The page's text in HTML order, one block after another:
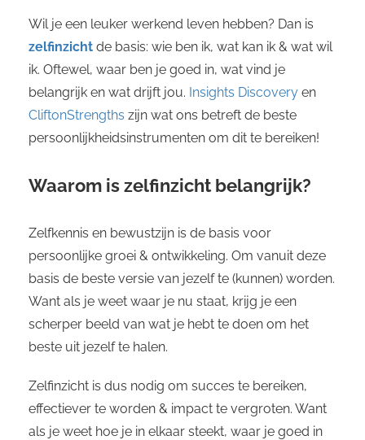
Wil je een leuker werkend leven hebben? Dan is
zelfinzicht de basis: wie ben ik, wat kan ik & wat wil
ik. Oftewel, waar ben je goed in, wat vind je
belangrijk en wat drijft jou. Insights Discovery en
CliftonStrengths zijn wat ons betreft de beste
persoonlijkheidsinstrumenten om dit te bereiken!
Waarom is zelfinzicht belangrijk?
Zelfkennis en bewustzijn is de basis voor
persoonlijke groei & ontwikkeling. Om vanuit deze
basis de beste versie van jezelf te (kunnen) worden.
Want als je weet waar je nu staat, krijg je een
scherper beeld van wat je hebt te doen om het
beste uit jezelf te halen.
Zelfinzicht is dus nodig om succes te bereiken,
effectiever te worden & impact te vergroten. Want
als je weet hoe je in elkaar steekt, waar je goed in